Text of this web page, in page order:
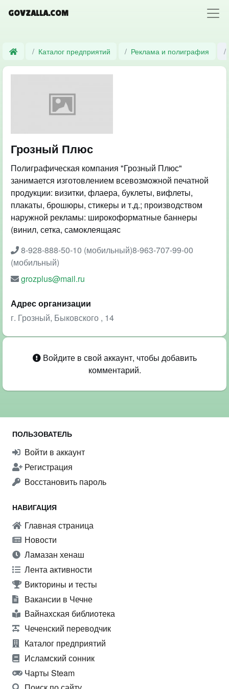
GOVZALLA.COM
Каталог предприятий Реклама и полиграфия
Грозный Плюс
Полиграфическая компания "Грозный Плюс"
занимается изготовлением всевозможной печатной
продукции: визитки, флаера, буклеты, вифлеты,
плакаты, брошюры, стикеры и т.д.; производством
наружной рекламы: широкоформатные баннеры
(винил, сетка, самоклеящаяс
8-928-888-50-10 (мобильный)8-963-707-99-00
(мобильный)
grozplus@mail.ru
Адрес организации
г. Грозный, Быковского , 14
Войдите в свой аккаунт, чтобы добавить
комментарий.
ПОЛЬЗОВАТЕЛЬ
Войти в аккаунт
Регистрация
Восстановить пароль
НАВИГАЦИЯ
Главная страница
Новости
Ламазан хенаш
Лента активности
Викторины и тесты
Вакансии в Чечне
Вайнахская библиотека
Чеченский переводчик
Каталог предприятий
Исламский сонник
Чарты Steam